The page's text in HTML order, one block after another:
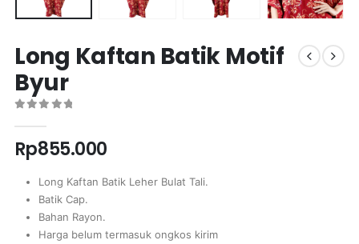
Long Kaftan Batik Motif
Byur
Rp855.000
Long Kaftan Batik Leher Bulat Tali.
Batik Cap.
Bahan Rayon.
Harga belum termasuk ongkos kirim